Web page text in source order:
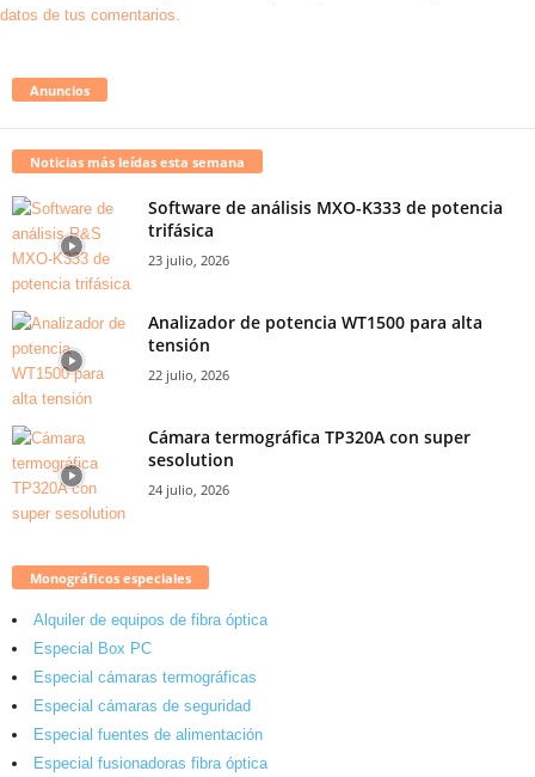
datos de tus comentarios.
Anuncios
Noticias más leídas esta semana
Software de análisis MXO-K333 de potencia
trifásica
23 julio, 2026
Analizador de potencia WT1500 para alta
tensión
22 julio, 2026
Cámara termográfica TP320A con super
sesolution
24 julio, 2026
Monográficos especiales
Alquiler de equipos de fibra óptica
Especial Box PC
Especial cámaras termográficas
Especial cámaras de seguridad
Especial fuentes de alimentación
Especial fusionadoras fibra óptica